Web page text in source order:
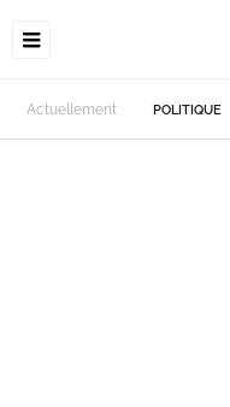
Actuellement POLITIQUE